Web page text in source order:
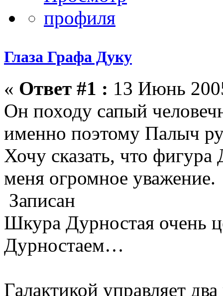
Глаза Графа Дуку
« Ответ #1 : 13 Июнь
Он походу сапый
именно поэтому Палыч
Хочу сказать, что
меня огромное уважение.
Записан
Шкура Дурностая очень
Дурностаем…
Галактикой управляет